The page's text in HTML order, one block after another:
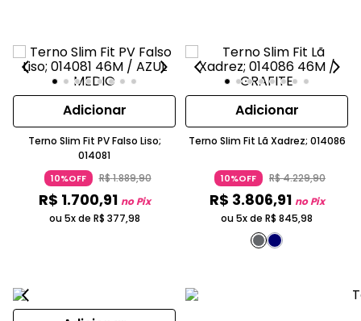
Adicionar
Terno Slim Fit PV Falso Liso;
014081
10%OFF R$1.889,90
R$ 1.700,91 no Pix
ou 5x de R$ 377,98
Adicionar
Terno Slim Fit Lã Xadrez; 014086
10%OFF R$4.229,90
R$ 3.806,91 no Pix
ou 5x de R$ 845,98